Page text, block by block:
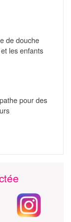
de douche
les enfants
pour des